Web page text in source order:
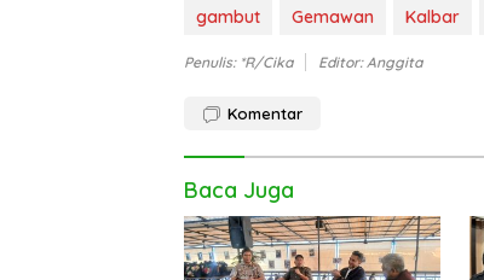
gambut Gemawan Kalbar
Penulis: *r/Cika Editor: Anggita
Komentar
Baca Juga